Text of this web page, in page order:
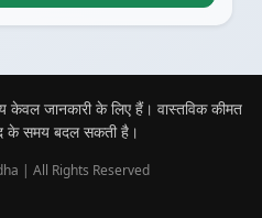
केवल जानकारी के लिए हैं। वास्तविक कीमत
के समय बदल सकती है।
| All Rights Reserved